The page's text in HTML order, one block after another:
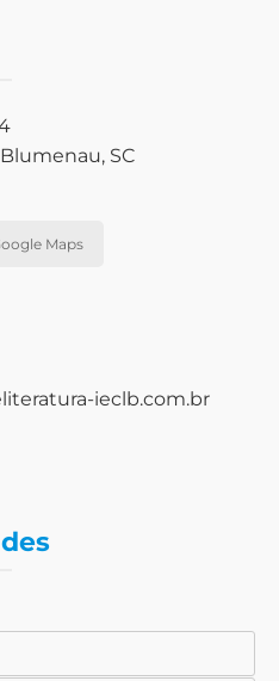
SC
Maps
ieclb.com.br